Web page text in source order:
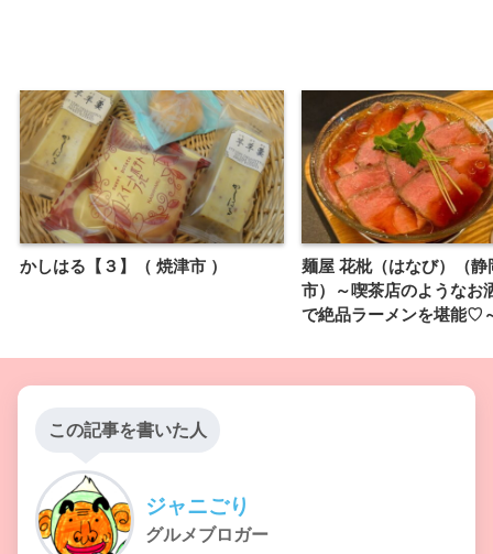
かしはる【３】（ 焼津市 ）
麺屋 花枇（はなび）（静
市）～喫茶店のようなお
で絶品ラーメンを堪能♡
この記事を書いた人
ジャニごり
グルメブロガー